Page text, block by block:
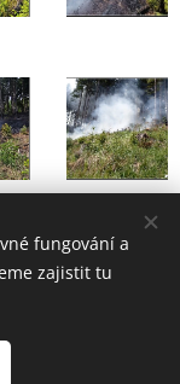
fungování a
zajistit tu